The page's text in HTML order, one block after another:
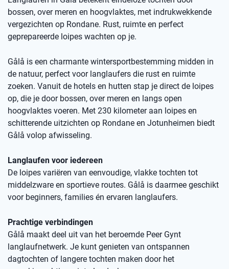
bossen, over meren en hoogvlaktes, met indrukwekkende
vergezichten op Rondane. Rust, ruimte en perfect
geprepareerde loipes wachten op je.
Gålå is een charmante wintersportbestemming midden in
de natuur, perfect voor langlaufers die rust en ruimte
zoeken. Vanuit de hotels en hutten stap je direct de loipes
op, die je door bossen, over meren en langs open
hoogvlaktes voeren. Met 230 kilometer aan loipes en
schitterende uitzichten op Rondane en Jotunheimen biedt
Gålå volop afwisseling.
Langlaufen voor iedereen
De loipes variëren van eenvoudige, vlakke tochten tot
middelzware en sportieve routes. Gålå is daarmee geschikt
voor beginners, families én ervaren langlaufers.
Prachtige verbindingen
Gålå maakt deel uit van het beroemde Peer Gynt
langlaufnetwerk. Je kunt genieten van ontspannen
dagtochten of langere tochten maken door het